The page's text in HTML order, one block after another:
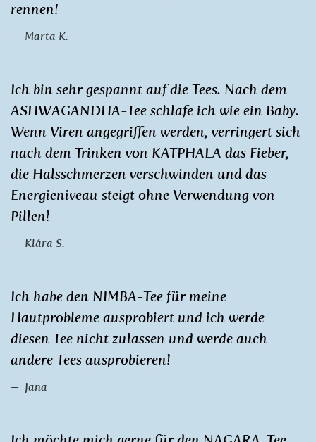
rennen!
Marta K.
Ich bin sehr gespannt auf die Tees. Nach dem
ASHWAGANDHA-Tee schlafe ich wie ein Baby.
Wenn Viren angegriffen werden, verringert sich
nach dem Trinken von KATPHALA das Fieber,
die Halsschmerzen verschwinden und das
Energieniveau steigt ohne Verwendung von
Pillen!
Klára S.
Ich habe den NIMBA-Tee für meine
Hautprobleme ausprobiert und ich werde
diesen Tee nicht zulassen und werde auch
andere Tees ausprobieren!
Jana